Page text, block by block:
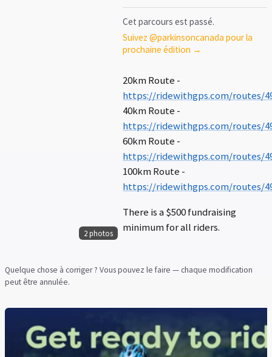
2 photos
Cet parcours est passé.
Suivez @parkinsoncanada pour la
prochaine édition →
20km Route -
https://ridewithgps.com/routes/
40km Route -
https://ridewithgps.com/routes/
60km Route -
https://ridewithgps.com/routes/
100km Route -
https://ridewithgps.com/routes/
There is a $500 fundraising
minimum for all riders.
Quelque chose à corriger ? Vous pouvez le faire — chaque modification
peut être annulée.